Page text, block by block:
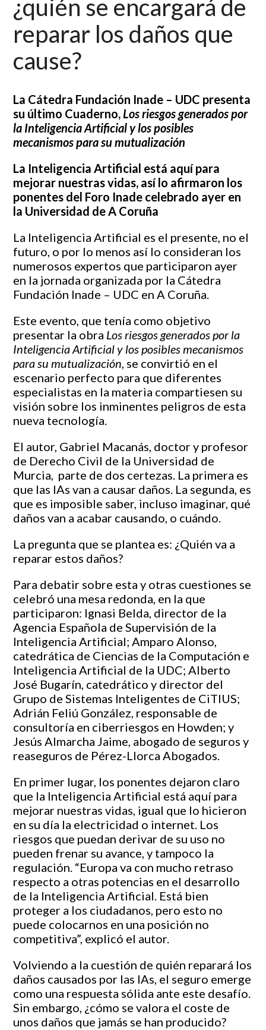
¿quién se encargará de
reparar los daños que
cause?
La Cátedra Fundación Inade – UDC presenta
su último Cuaderno,Los riesgos generados por
la Inteligencia Artificial y los posibles
mecanismos para su mutualización
La Inteligencia Artificial está aquí para
mejorar nuestras vidas, así lo afirmaron los
ponentes del Foro Inade celebrado ayer en
la Universidad de A Coruña
La Inteligencia Artificial es el presente, no el
futuro, o por lo menos así lo consideran los
numerosos expertos que participaron ayer
en la jornada organizada por la Cátedra
Fundación Inade – UDC en A Coruña.
Este evento, que tenía como objetivo
presentar la obra Los riesgos generados por la
Inteligencia Artificial y los posibles mecanismos
para su mutualización, se convirtió en el
escenario perfecto para que diferentes
especialistas en la materia compartiesen su
visión sobre los inminentes peligros de esta
nueva tecnología.
El autor, Gabriel Macanás, doctor y profesor
de Derecho Civil de la Universidad de
Murcia, parte de dos certezas. La primera es
que las IAs van a causar daños. La segunda, es
que es imposible saber, incluso imaginar, qué
daños van a acabar causando, o cuándo.
La pregunta que se plantea es: ¿Quién va a
reparar estos daños?
Para debatir sobre esta y otras cuestiones se
celebró una mesa redonda, en la que
participaron: Ignasi Belda, director de la
Agencia Española de Supervisión de la
Inteligencia Artificial; Amparo Alonso,
catedrática de Ciencias de la Computación e
Inteligencia Artificial de la UDC; Alberto
José Bugarín, catedrático y director del
Grupo de Sistemas Inteligentes de CiTIUS;
Adrián Feliú González, responsable de
consultoría en ciberriesgos en Howden; y
Jesús Almarcha Jaime, abogado de seguros y
reaseguros de Pérez-Llorca Abogados.
En primer lugar, los ponentes dejaron claro
que la Inteligencia Artificial está aquí para
mejorar nuestras vidas, igual que lo hicieron
en su día la electricidad o internet. Los
riesgos que puedan derivar de su uso no
pueden frenar su avance, y tampoco la
regulación. “Europa va con mucho retraso
respecto a otras potencias en el desarrollo
de la Inteligencia Artificial. Está bien
proteger a los ciudadanos, pero esto no
puede colocarnos en una posición no
competitiva”, explicó el autor.
Volviendo a la cuestión de quién reparará los
daños causados por las IAs, el seguro emerge
como una respuesta sólida ante este desafío.
Sin embargo, ¿cómo se valora el coste de
unos daños que jamás se han producido?